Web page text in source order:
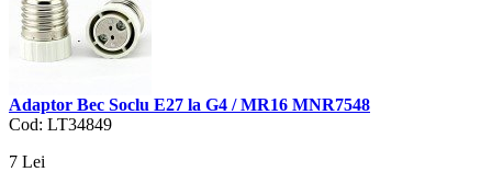
Adaptor Bec Soclu E27 la G4 / MR16 MNR7548
Cod: LT34849
7 Lei